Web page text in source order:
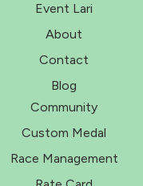
Event Lari
About
Contact
Blog
Community
Custom Medal
Race Management